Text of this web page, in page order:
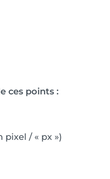
ces points :
/ « px »)